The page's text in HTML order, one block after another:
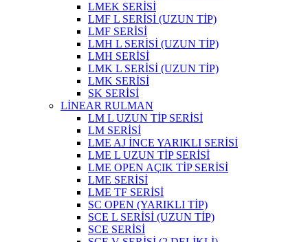
LMEK SERİSİ
LMF L SERİSİ (UZUN TİP)
LMF SERİSİ
LMH L SERİSİ (UZUN TİP)
LMH SERİSİ
LMK L SERİSİ (UZUN TİP)
LMK SERİSİ
SK SERİSİ
LİNEAR RULMAN
LM L UZUN TİP SERİSİ
LM SERİSİ
LME AJ İNCE YARIKLI SERİSİ
LME L UZUN TİP SERİSİ
LME OPEN AÇIK TİP SERİSİ
LME SERİSİ
LME TF SERİSİ
SC OPEN (YARIKLI TİP)
SCE L SERİSİ (UZUN TİP)
SCE SERİSİ